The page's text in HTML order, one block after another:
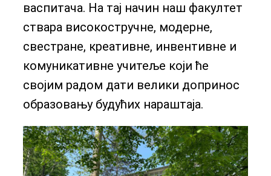
васпитача. На тај начин наш факултет
ствара високостручне, модерне,
свестране, креативне, инвентивне и
комуникативне учитеље који ће
својим радом дати велики допринос
образовању будућих нараштаја.